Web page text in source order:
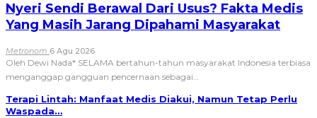
Nyeri Sendi Berawal Dari Usus? Fakta Medis
Yang Masih Jarang Dipahami Masyarakat
Metronom 6 Agu 2026
Oleh Dewi Nada* SELAMA bertahun-tahun masyarakat Indonesia terbiasa
menganggap gangguan pencernaan sebagai…
Terapi Lintah: Manfaat Medis Diakui, Namun Tetap Perlu
Waspada…